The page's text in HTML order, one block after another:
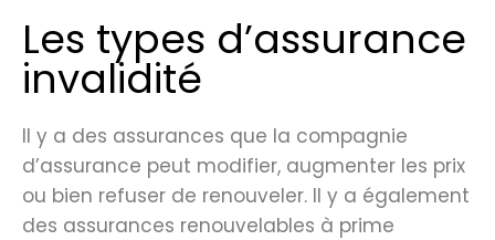
Les types d’assurance
invalidité
Il y a des assurances que la compagnie
d’assurance peut modifier, augmenter les prix
ou bien refuser de renouveler. Il y a également
des assurances renouvelables à prime